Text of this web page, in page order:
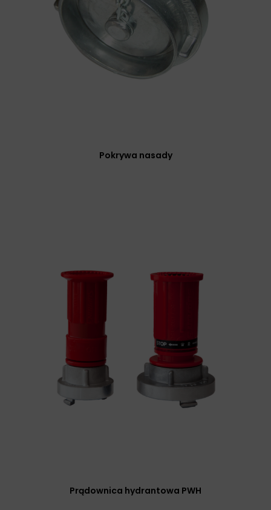
Pokrywa nasady
Prądownica hydrantowa PWH